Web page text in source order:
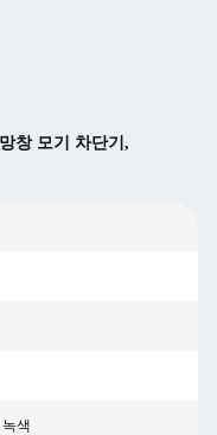
창 모기 차단기 ,
색